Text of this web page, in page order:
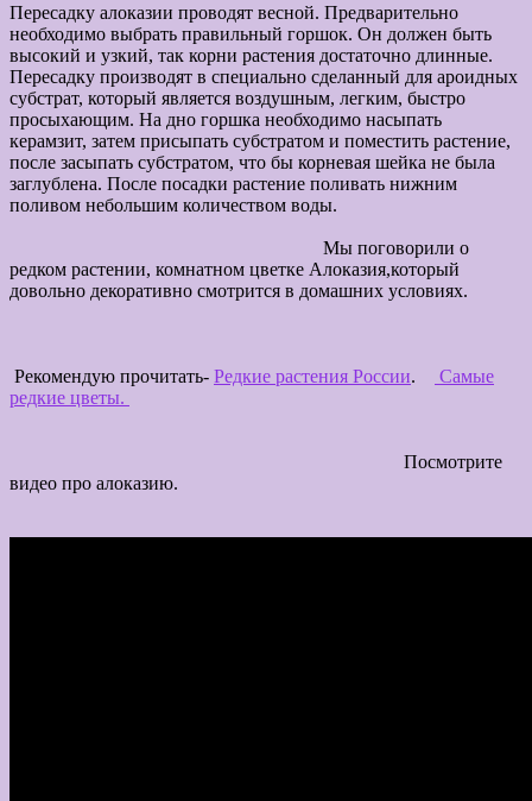
Пересадку алоказии проводят весной. Предварительно
необходимо выбрать правильный горшок. Он должен быть
высокий и узкий, так корни растения достаточно длинные.
Пересадку производят в специально сделанный для ароидных
субстрат, который является воздушным, легким, быстро
просыхающим. На дно горшка необходимо насыпать
керамзит, затем присыпать субстратом и поместить растение,
после засыпать субстратом, что бы корневая шейка не была
заглублена. После посадки растение поливать нижним
поливом небольшим количеством воды.
Мы поговорили о
редком растении, комнатном цветке Алоказия,который
довольно декоративно смотрится в домашних условиях.
Рекомендую прочитать- Редкие растения России.
Самые
редкие цветы.
Посмотрите
видео про алоказию.